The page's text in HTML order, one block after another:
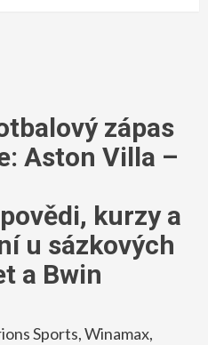
zápas
Aston Villa –
kurzy a
u sázkových
a Bwin
Sports, Winamax,